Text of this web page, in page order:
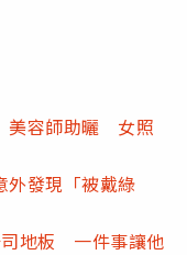
美容師助曬 女照
發現「被戴綠
司地板 一件事讓他